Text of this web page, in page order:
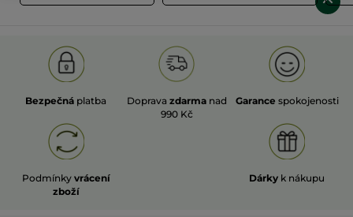
Bezpečná platba Doprava zdarma nad
990 Kč
Garance spokojenosti
Podmínky vrácení
zboží
Dárky k nákupu